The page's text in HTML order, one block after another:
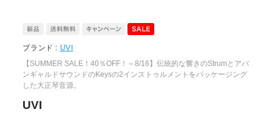
ブランド : UVI
【SUMMER SALE！40％OFF！～8/16】伝統的な響きのStrumとアバ
ンギャルドサウンドのKeysの2インストゥルメントをパッケージング
した大正琴音源。
UVI